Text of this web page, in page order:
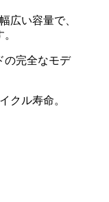
広い容量で、
の完全なモデ
クル寿命。